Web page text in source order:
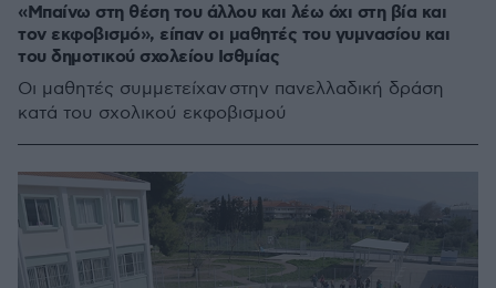
«Μπαίνω στη θέση του άλλου και λέω όχι στη βία και
τον εκφοβισμό», είπαν οι μαθητές του γυμνασίου και
του δημοτικού σχολείου Ισθμίας
Οι μαθητές συμμετείχαν στην πανελλαδική δράση
κατά του σχολικού εκφοβισμού